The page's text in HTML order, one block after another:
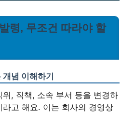
령, 무조건 따라야 할
념 이해하기
위, 직책, 소속 부서 등을 변경하
라고 해요. 이는 회사의 경영상